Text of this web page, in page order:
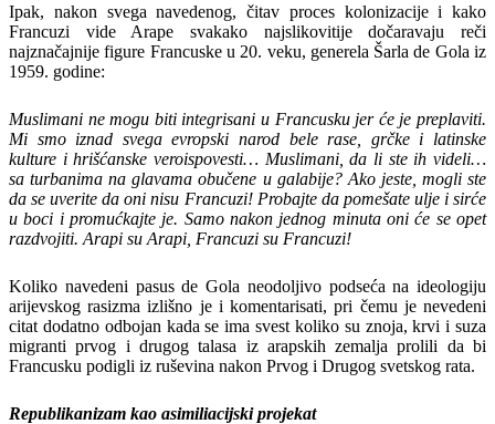
Ipak, nakon svega navedenog, čitav proces kolonizacije i kako
Francuzi vide Arape svakako najslikovitije dočaravaju reči
najznačajnije figure Francuske u 20. veku, generela Šarla de Gola iz
1959. godine:
Muslimani ne mogu biti integrisani u Francusku jer će je preplaviti.
Mi smo iznad svega evropski narod bele rase, grčke i latinske
kulture i hrišćanske veroispovesti… Muslimani, da li ste ih videli…
sa turbanima na glavama obučene u galabije? Ako jeste, mogli ste
da se uverite da oni nisu Francuzi! Probajte da pomešate ulje i sirće
u boci i promućkajte je. Samo nakon jednog minuta oni će se opet
razdvojiti. Arapi su Arapi, Francuzi su Francuzi!
Koliko navedeni pasus de Gola neodoljivo podseća na ideologiju
arijevskog rasizma izlišno je i komentarisati, pri čemu je nevedeni
citat dodatno odbojan kada se ima svest koliko su znoja, krvi i suza
migranti prvog i drugog talasa iz arapskih zemalja prolili da bi
Francusku podigli iz ruševina nakon Prvog i Drugog svetskog rata.
Republikanizam kao asimiliacijski projekat